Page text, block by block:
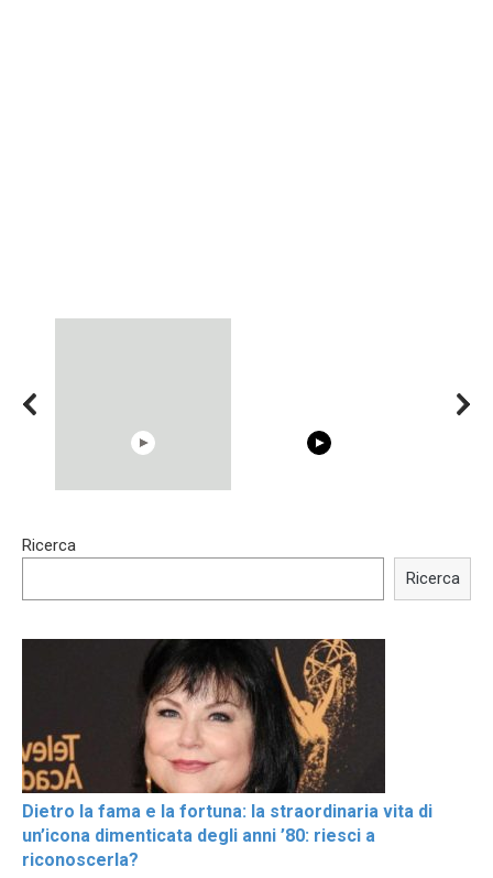
Trying BOLLYWOOD
Shocking illusion - Pretty
Ricerca
Ricerca
Dietro la fama e la fortuna: la straordinaria vita di
un’icona dimenticata degli anni ’80: riesci a
riconoscerla?